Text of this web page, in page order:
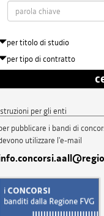
per titolo di studio
per tipo di contratto
per gli enti
pubblicare i bandi di
utilizzare l'e-mail